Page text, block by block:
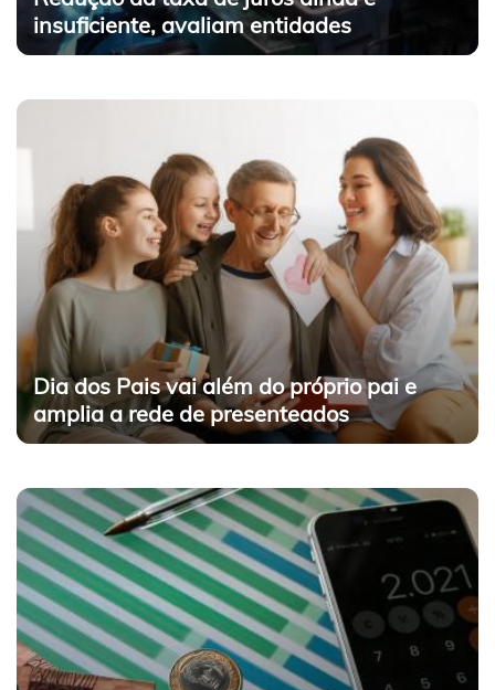
insuficiente, avaliam entidades
Dia dos Pais vai além do próprio pai e
amplia a rede de presenteados